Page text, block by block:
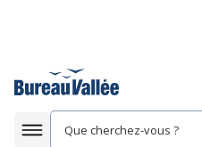
Afficher la navigation